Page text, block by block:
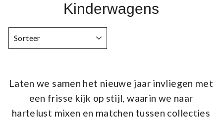
Kinderwagens
Laten we samen het nieuwe jaar invliegen met
een frisse kijk op stijl, waarin we naar
hartelust mixen en matchen tussen collecties